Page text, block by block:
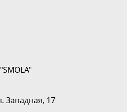
Западная, 17